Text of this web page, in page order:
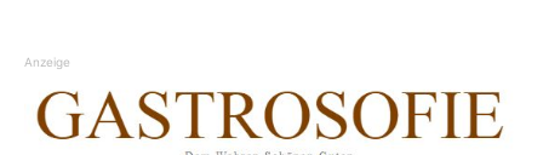
Anzeige